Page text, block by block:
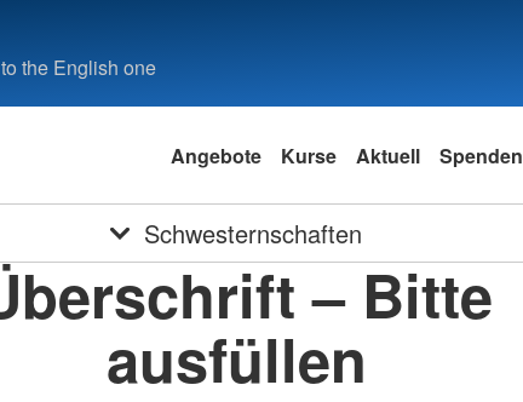
the English one
Angebote Kurse Aktuell Spenden
Schwesternschaften
– Bitte
ausfüllen